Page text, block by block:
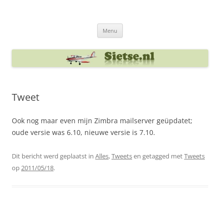
Menu
Tweet
Ook nog maar even mijn Zimbra mailserver geüpdatet;
oude versie was 6.10, nieuwe versie is 7.10.
Dit bericht werd geplaatst in Alles,Tweetsen getagged metTweets
op2011/05/18.